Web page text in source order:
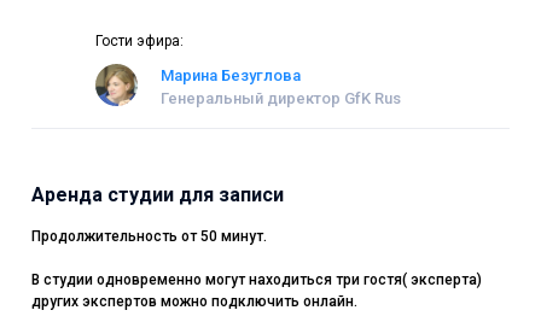
Гости эфира:
Марина Безуглова
Генеральный директор GfK Rus
Аренда студии для записи
Продолжительность от 50 минут.
В студии одновременно могут находиться три гостя( эксперта)
других экспертов можно подключить онлайн.